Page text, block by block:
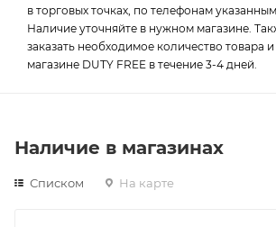
в торговых точках, по телефонам указанным
Наличие уточняйте в нужном магазине.
заказать необходимое количество товара и
магазине DUTY FREE в течение 3-4 дней.
Наличие в магазинах
Списком На карте